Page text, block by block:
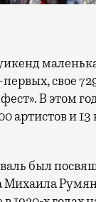
свое
В этом
артистов и
был
Михаила